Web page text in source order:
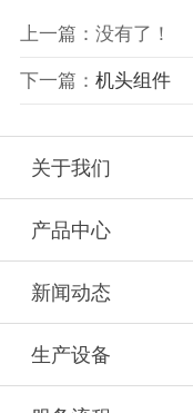
上一篇：没有了！
下一篇： 机头组件
关于我们
产品中心
新闻动态
生产设备